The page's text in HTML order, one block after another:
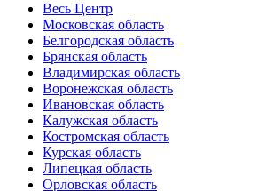
Весь Центр
Московская область
Белгородская область
Брянская область
Владимирская область
Воронежская область
Ивановская область
Калужская область
Костромская область
Курская область
Липецкая область
Орловская область